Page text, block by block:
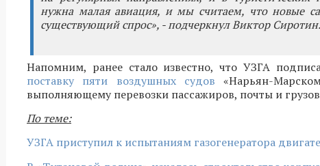
нужна малая авиация, и мы считаем, что новые
существующий спрос», - подчеркнул Виктор Сиротин.
Напомним, ранее стало известно, что УЗГА
поставку пяти воздушных судов «Нарьян-
выполняющему перевозки пассажиров, почты и
По теме:
УЗГА приступил к испытаниям газогенератора